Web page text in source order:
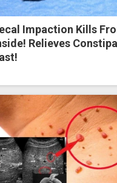
Impaction Kills
Relieves